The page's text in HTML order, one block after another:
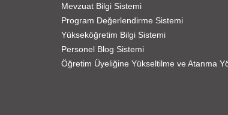
Mevzuat Bilgi Sistemi
Program Değerlendirme Sistemi
Yükseköğretim Bilgi Sistemi
Personel Blog Sistemi
Öğretim Üyeliğine Yükseltilme ve Atanma